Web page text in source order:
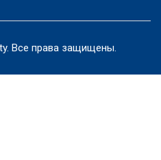
Все права защищены.